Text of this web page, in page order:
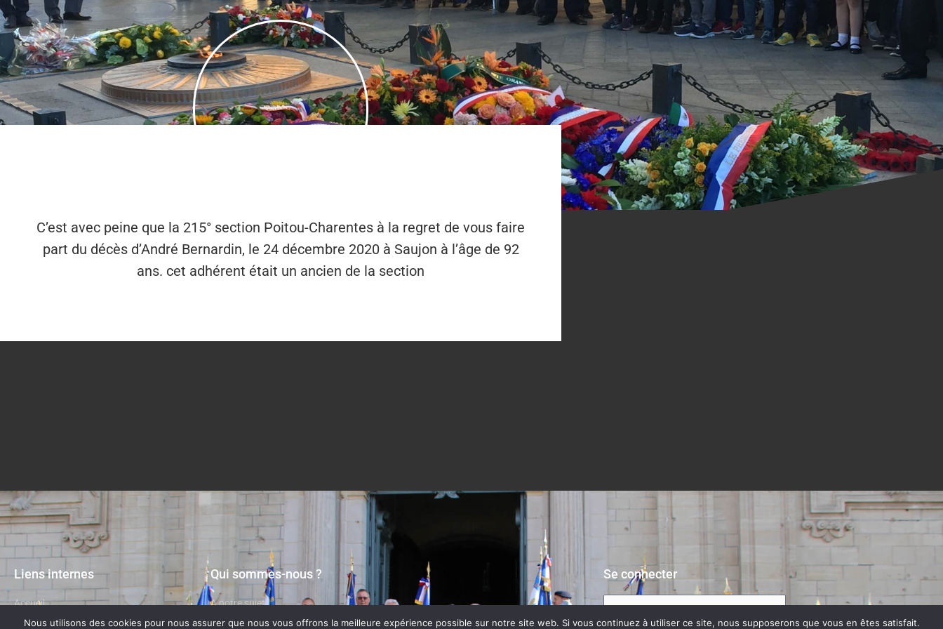
C’est avec peine que la 215° section Poitou-Charentes à la regret de vous faire
part du décès d’André Bernardin, le 24 décembre 2020 à Saujon à l’âge de 92
ans. cet adhérent était un ancien de la section
Liens internes
Accueil
La Fédération
Qui sommes-nous ?
A notre sujet
Contactez-nous
Se connecter
Nous utilisons des cookies pour nous assurer que nous vous offrons la meilleure expérience possible sur notre site web. Si vous continuez à utiliser ce site, nous supposerons que vous en êtes satisfait.